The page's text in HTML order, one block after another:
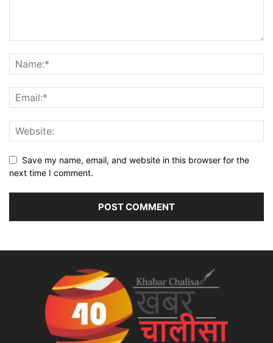
Save my name, email, and website in this browser for the
next time I comment.